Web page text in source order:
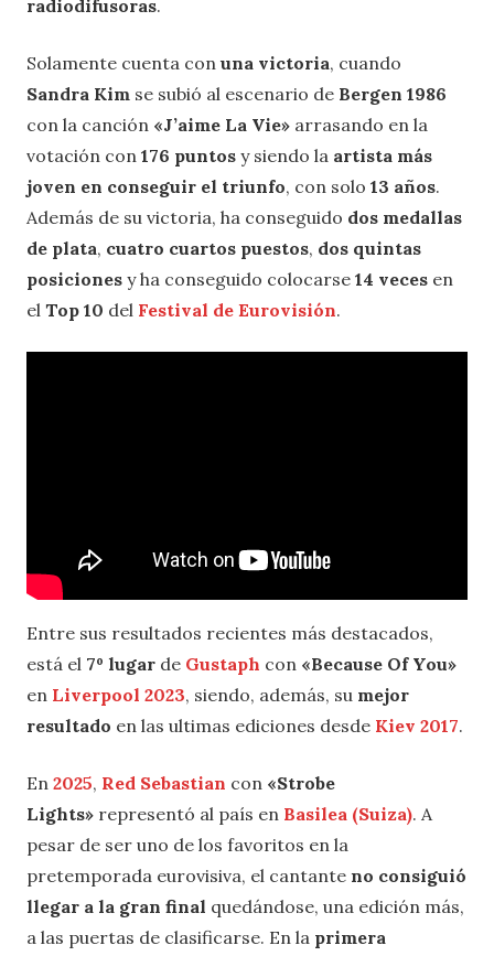
radiodifusoras.
Solamente cuenta con una victoria, cuando
Sandra Kim se subió al escenario de Bergen 1986
con la canción «J’aime La Vie» arrasando en la
votación con 176 puntos y siendo la artista más
joven en conseguir el triunfo, con solo 13 años.
Además de su victoria, ha conseguido dos medallas
de plata, cuatro cuartos puestos, dos quintas
posiciones y ha conseguido colocarse 14 veces en
el Top 10 del Festival de Eurovisión.
Entre sus resultados recientes más destacados,
está el 7º lugar de Gustaph con «Because Of You»
en Liverpool 2023, siendo, además, su mejor
resultado en las ultimas ediciones desde Kiev 2017.
En 2025, Red Sebastian con «Strobe
Lights» representó al país en Basilea (Suiza). A
pesar de ser uno de los favoritos en la
pretemporada eurovisiva, el cantante no consiguió
llegar a la gran final quedándose, una edición más,
a las puertas de clasificarse. En la primera